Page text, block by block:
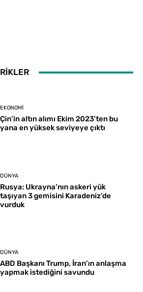
EKONOMI
Çin’in altın alımı Ekim 2023’ten bu
yana en yüksek seviyeye çıktı
DÜNYA
Rusya: Ukrayna’nın askeri yük
taşıyan 3 gemisini Karadeniz’de
vurduk
DÜNYA
ABD Başkanı Trump, İran’ın anlaşma
yapmak istediğini savundu